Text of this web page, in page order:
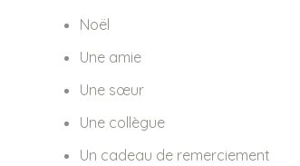
Noël
Une amie
Une sœur
Une collègue
Un cadeau de remerciement